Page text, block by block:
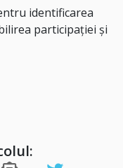
identificarea
participației și